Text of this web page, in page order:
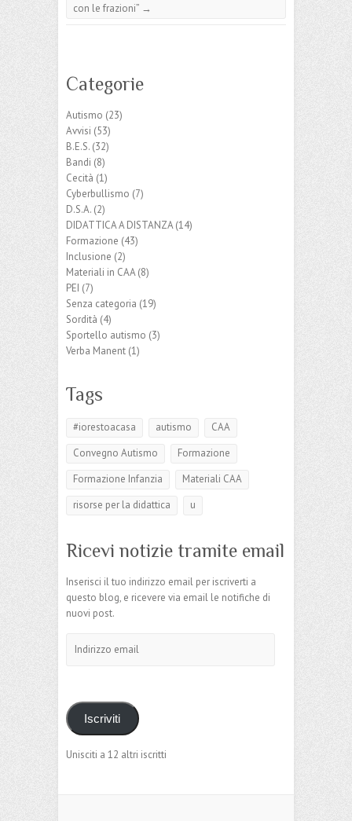
con le frazioni” →
Categorie
Autismo (23)
Avvisi (53)
B.E.S. (32)
Bandi (8)
Cecità (1)
Cyberbullismo (7)
D.S.A. (2)
DIDATTICA A DISTANZA(14)
Formazione (43)
Inclusione (2)
Materiali in CAA(8)
PEI (7)
Senza categoria (19)
Sordità (4)
Sportello autismo (3)
Verba Manent (1)
Tags
#iorestoacasa autismo
CAA
Convegno Autismo
Formazione
Formazione Infanzia
Materiali CAA
risorse per la didattica
u
Ricevi notizie tramite email
Inserisci il tuo indirizzo email per iscriverti a
questo blog, e ricevere via email le notifiche di
nuovi post.
email
Iscriviti
Unisciti a 12 altri iscritti